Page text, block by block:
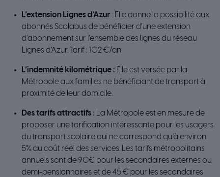
L’extension Lignes d’Azur : Elle donne la possibilité aux
abonnés Scolabus de bénéficier d’une extension
d’abonnement sur l’ensemble des lignes du réseau
Lignes d’Azur. Tarif : 102 €/an
L’indemnité kilométrique : Elle est versée par la
Métropole aux familles ne bénéficiant de transport à
proximité de leur domicile.
Des tarifs attractifs : La Métropole est en mesure de
proposer une tarification intéressante pour les usagers
du transport scolaire qui ne correspond qu’à environ
5% du coût réel des services. Les tarifs métropolitains
annuels sont de 90€ pour les secondaires externes ou
demi-pensionnaires et de 45 € pour les secondaires